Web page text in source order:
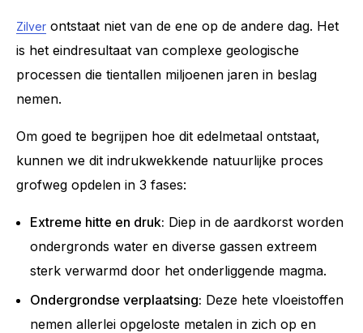
Zilver ontstaat niet van de ene op de andere dag. Het
is het eindresultaat van complexe geologische
processen die tientallen miljoenen jaren in beslag
nemen.
Om goed te begrijpen hoe dit edelmetaal ontstaat,
kunnen we dit indrukwekkende natuurlijke proces
grofweg opdelen in 3 fases:
Extreme hitte en druk: Diep in de aardkorst worden
ondergronds water en diverse gassen extreem
sterk verwarmd door het onderliggende magma.
Ondergrondse verplaatsing: Deze hete vloeistoffen
nemen allerlei opgeloste metalen in zich op en